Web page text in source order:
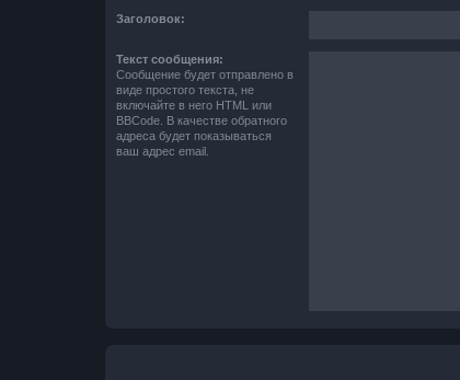
Заголовок:
Текст сообщения:
Сообщение будет отправлено в
виде простого текста, не
включайте в него HTML или
BBCode. В качестве обратного
адреса будет показываться
ваш адрес email.